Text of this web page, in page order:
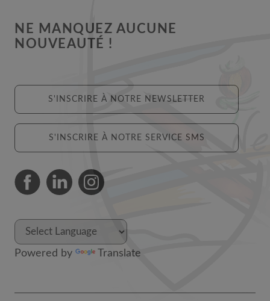
NE MANQUEZ AUCUNE
NOUVEAUTÉ !
S'INSCRIRE À NOTRE NEWSLETTER
S'INSCRIRE À NOTRE SERVICE SMS
Powered by Translate